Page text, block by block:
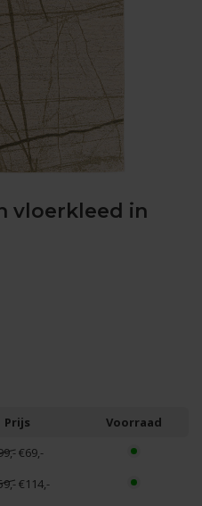
vloerkleed in
Prijs
Voorraad
€69,-
€114,-